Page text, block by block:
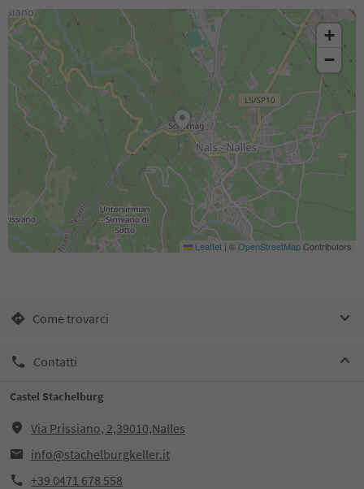
+
−
Leaflet | ©OpenStreetMapContributors
Come trovarci
Contatti
Castel Stachelburg
Via Prissiano, 2,39010,Nalles
info@stachelburgkeller.it
+39 0471 678 558